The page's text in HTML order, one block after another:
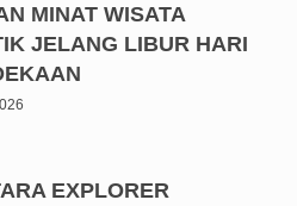
MINAT WISATA
JELANG LIBUR HARI
EXPLORER